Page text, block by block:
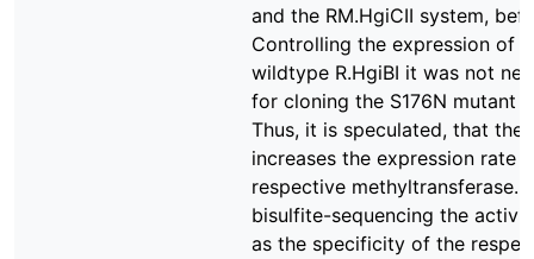
and the RM.HgiCII system,
Controlling the expression of
wildtype R.HgiBI it was not
for cloning the S176N mutant
Thus, it is speculated, that the
increases the expression rate
respective
bisulfite-sequencing the
as the specificity of the